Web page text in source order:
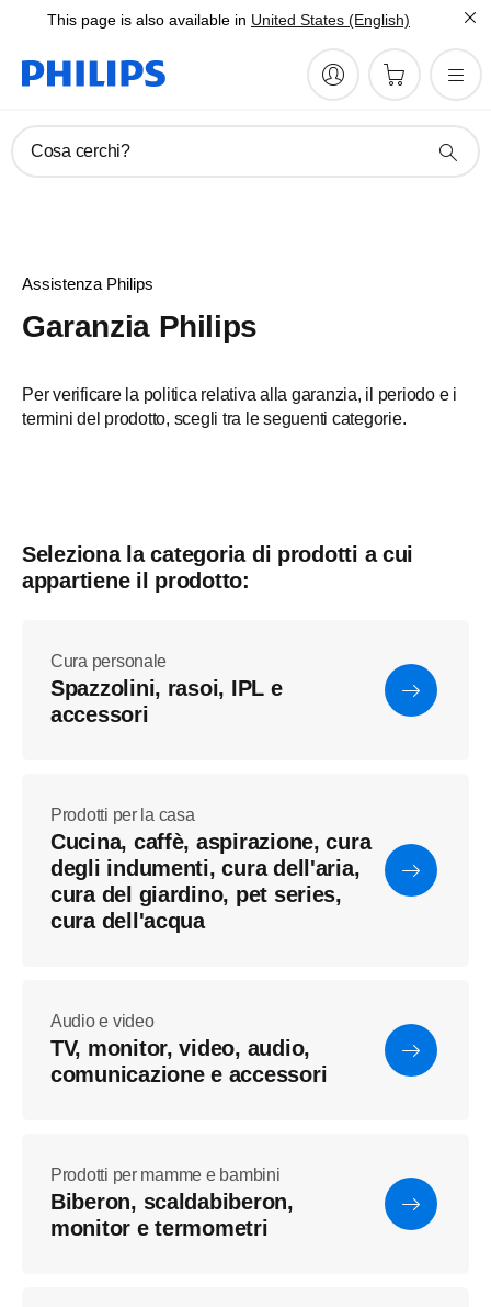
This page is also available in United States (English)
Cosa cerchi?
Assistenza Philips
Garanzia Philips
Per verificare la politica relativa alla garanzia, il periodo e i
termini del prodotto, scegli tra le seguenti categorie.
Seleziona la categoria di prodotti a cui
appartiene il prodotto:
Cura personale
Spazzolini, rasoi, IPL e
accessori
Prodotti per la casa
Cucina, caffè, aspirazione, cura
degli indumenti, cura dell'aria,
cura del giardino, pet series,
cura dell'acqua
Audio e video
TV, monitor, video, audio,
comunicazione e accessori
Prodotti per mamme e bambini
Biberon, scaldabiberon,
monitor e termometri